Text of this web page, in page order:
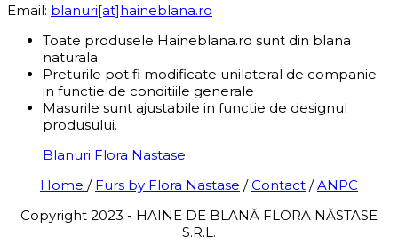
Email: blanuri[at]haineblana.ro
Toate produsele Haineblana.ro sunt din blana
naturala
Preturile pot fi modificate unilateral de companie
in functie de conditiile generale
Masurile sunt ajustabile in functie de designul
produsului.
Blanuri Flora Nastase
Home / Furs by Flora Nastase /Contact /ANPC
Copyright 2023 - HAINE DE BLANĂ FLORA NĂSTASE
S.R.L.